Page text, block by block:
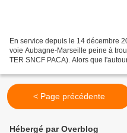
En service depuis le 14 décembre
voie Aubagne-Marseille peine à
TER SNCF PACA). Alors que
< Page précédente
Hébergé par Overblog